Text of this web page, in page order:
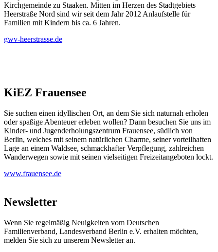
Kirchgemeinde zu Staaken. Mitten im Herzen des Stadtgebiets
Heerstraße Nord sind wir seit dem Jahr 2012 Anlaufstelle für
Familien mit Kindern bis ca. 6 Jahren.
gwv-heerstrasse.de
KiEZ Frauensee
Sie suchen einen idyllischen Ort, an dem Sie sich naturnah erholen
oder spaßige Abenteuer erleben wollen? Dann besuchen Sie uns im
Kinder- und Jugenderholungszentrum Frauensee, südlich von
Berlin, welches mit seinem natürlichen Charme, seiner vorteilhaften
Lage an einem Waldsee, schmackhafter Verpflegung, zahlreichen
Wanderwegen sowie mit seinen vielseitigen Freizeitangeboten lockt.
www.frauensee.de
Newsletter
Wenn Sie regelmäßig Neuigkeiten vom Deutschen
Familienverband, Landesverband Berlin e.V. erhalten möchten,
melden Sie sich zu unserem Newsletter an.